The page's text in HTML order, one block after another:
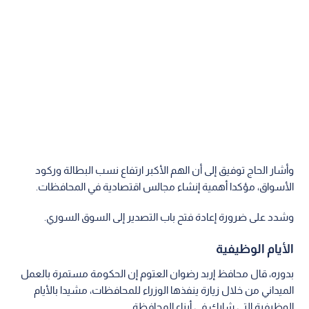
وأشار الحاج توفيق إلى أن الهم الأكبر ارتفاع نسب البطالة وركود
الأسواق، مؤكدا أهمية إنشاء مجالس اقتصادية في المحافظات.
وشدد على ضرورة إعادة فتح باب التصدير إلى السوق السوري.
الأيام الوظيفية
بدوره، قال محافظ إربد رضوان العتوم إن الحكومة مستمرة بالعمل
الميداني من خلال زيارة ينفذها الوزراء للمحافظات، مشيدا بالأيام
الوظيفية التي شارك في أبناء المحافظة.